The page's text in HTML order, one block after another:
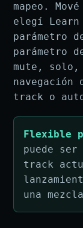
mapeo.
elegí
parámetro
parámetro
mute, solo,
navegación
track o
Flexible
puede
track
una